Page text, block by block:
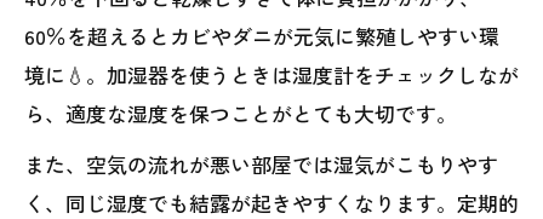
60％を超えるとカビやダニが元気に繁殖しやすい環
境に💧。加湿器を使うときは湿度計をチェックしなが
ら、適度な湿度を保つことがとても大切です。
また、空気の流れが悪い部屋では湿気がこもりやす
く、同じ湿度でも結露が起きやすくなります。定期的